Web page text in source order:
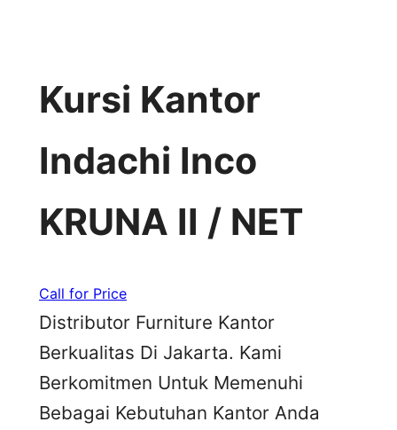
Kursi Kantor
Indachi Inco
KRUNA II / NET
Call for Price
Distributor Furniture Kantor
Berkualitas Di Jakarta. Kami
Berkomitmen Untuk Memenuhi
Bebagai Kebutuhan Kantor Anda